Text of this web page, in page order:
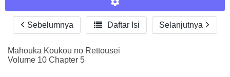
Bookmark
Reader Settings
Font :
Titillium Web
Arial
Sebelumnya  Daftar Isi Selanjutnya
Mahouka Koukou no Rettousei
Volume 10 Chapter 5